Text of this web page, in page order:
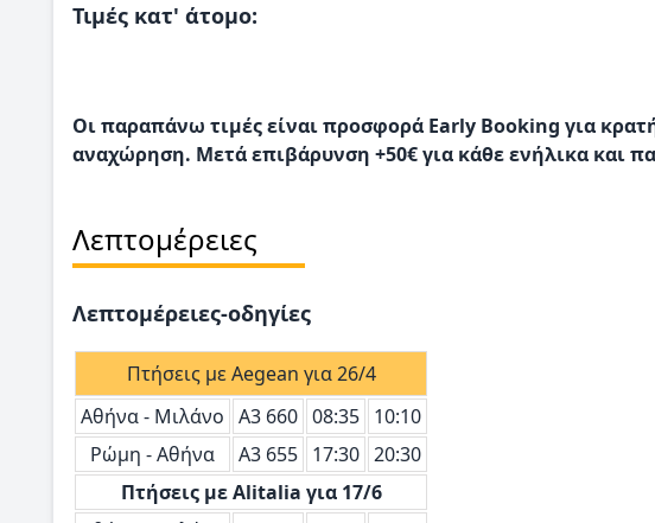
Τιμές κατ' άτομο:
Οι παραπάνω τιμές είναι προσφορά Early Booking για
αναχώρηση. Μετά επιβάρυνση +50€ για κάθε ενήλικα και
Λεπτομέρειες
Λεπτομέρειες-οδηγίες
Πτήσεις με Aegean για 26/4
Αθήνα - Μιλάνο Α3 660 08:35 10:10
Ρώμη - Αθήνα
Α3 655 17:30 20:30
Πτήσεις με Alitalia για 17/6